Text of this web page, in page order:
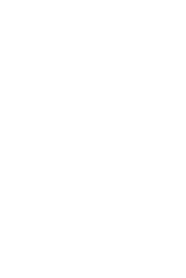
のかといった診断に直結する知識
す。
い方
含めた解説